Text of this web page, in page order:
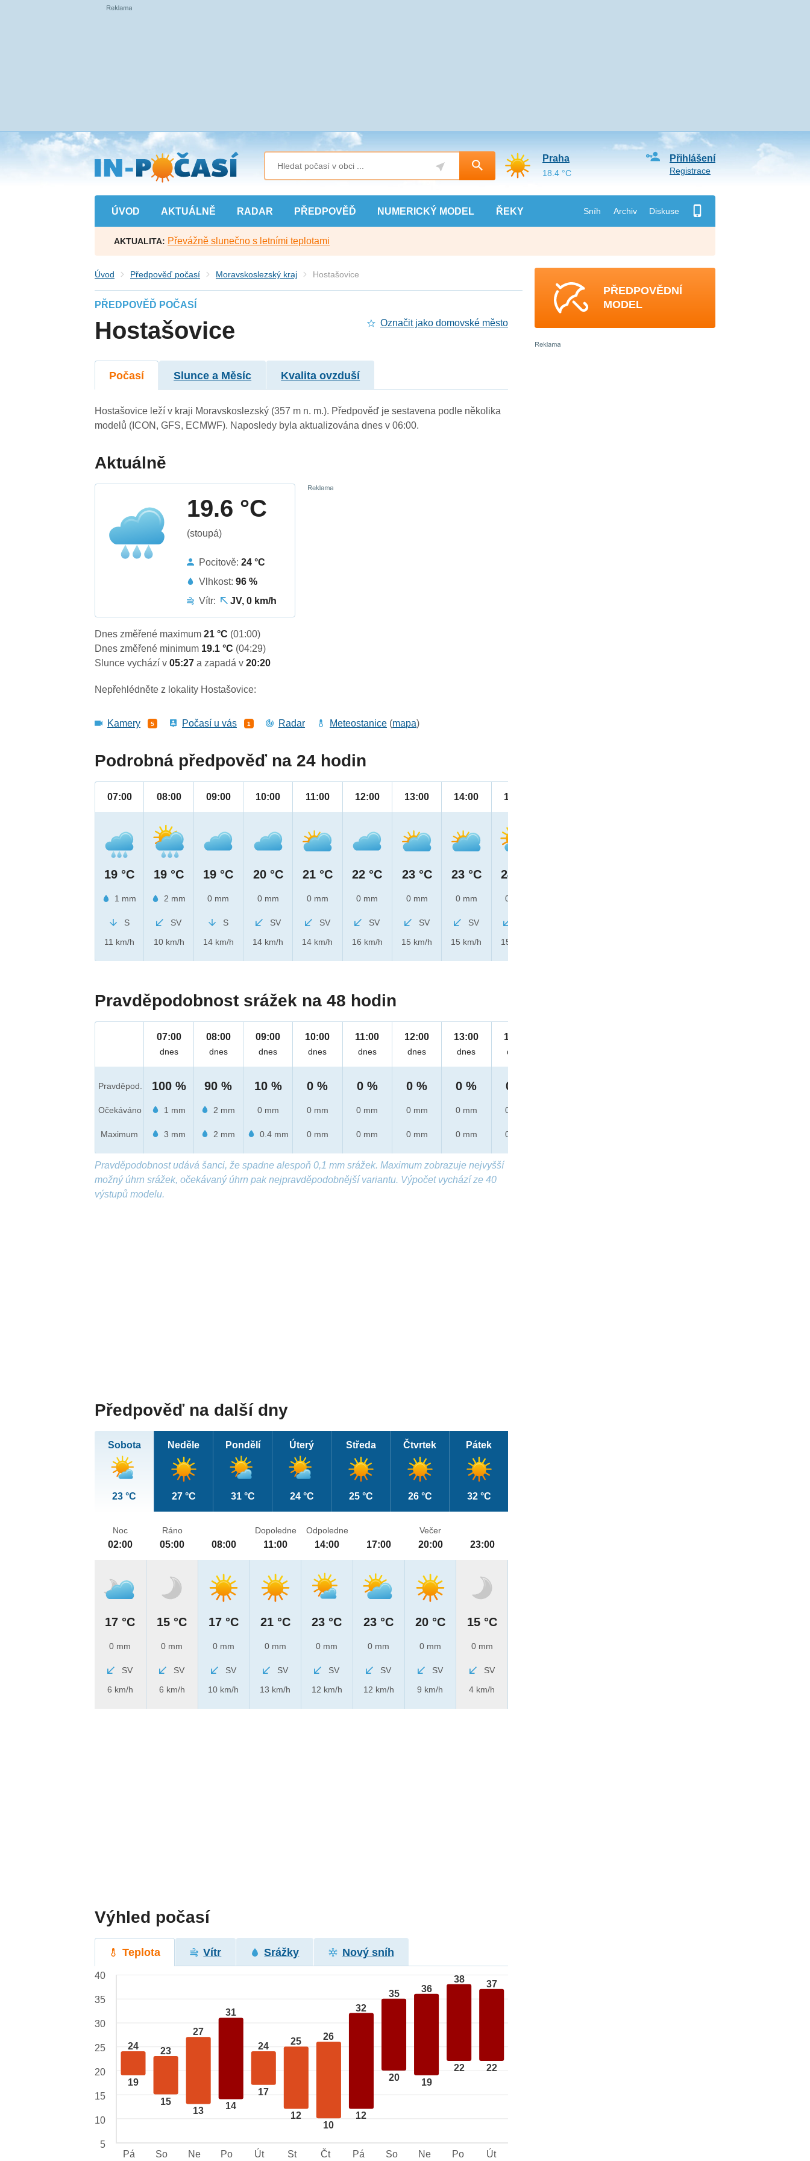
Přejít
na
hlavní
obsah
ÚVOD AKTUÁLNĚ RADAR PŘEDPOVĚĎ NUMERICKÝ MODEL ŘEKY Sníh Archiv Diskuse
Přihlášení
Registrace
Praha
18.4 °C
AKTUALITA: Převážně slunečno s letními teplotami
Úvod Předpověď počasí Moravskoslezský kraj Hostašovice
PŘEDPOVĚĎ POČASÍ
Hostašovice Označit jako domovské město
Počasí Slunce a Měsíc Kvalita ovzduší
Hostašovice leží v kraji Moravskoslezský (357 m n. m.). Předpověď je sestavena podle několika
modelů (ICON, GFS, ECMWF). Naposledy byla aktualizována dnes v 06:00.
Aktuálně
19.6 °C
(stoupá)
Pocitově:24 °C
Vlhkost:96 %
Vítr:
JV, 0 km/h
Dnes změřené maximum21 °C (01:00)
Dnes změřené minimum 19.1 °C (04:29)
Slunce vychází v05:27a zapadá v20:20
Nepřehlédněte z lokality Hostašovice:
Kamery 5 Počasí u vás 1 Radar Meteostanice (mapa)
Podrobná předpověď na 24 hodin
07:00
19 °C
1 mm
S
11 km/h
08:00
19 °C
2 mm
SV
10 km/h
09:00
19 °C
0 mm
S
14 km/h
10:00
20 °C
0 mm
SV
14 km/h
11:00
21 °C
0 mm
SV
14 km/h
12:00
22 °C
0 mm
SV
16 km/h
13:00
23 °C
0 mm
SV
15 km/h
14:00
23 °C
0 mm
SV
15 km/h
15:00
24 °C
0 mm
15 km/h
Pravděpodobnost srážek na 48 hodin
Pravděpod.
Očekáváno
Maximum
07:00
dnes
100 %
1 mm
3 mm
08:00
dnes
90 %
2 mm
2 mm
09:00
dnes
10 %
0 mm
0.4 mm
10:00
dnes
0 %
0 mm
0 mm
11:00
dnes
0 %
0 mm
0 mm
12:00
dnes
0 %
0 mm
0 mm
13:00
dnes
0 %
0 mm
0 mm
14:00
dnes
0 %
0 mm
0 mm
Pravděpodobnost udává šanci, že spadne alespoň 0,1 mm srážek. Maximum zobrazuje nejvyšší
možný úhrn srážek, očekávaný úhrn pak nejpravděpodobnější variantu. Výpočet vychází ze 40
výstupů modelu.
Předpověď na další dny
Sobota
23 °C
Neděle
27 °C
Pondělí
31 °C
Úterý
24 °C
Středa
25 °C
Čtvrtek
26 °C
Pátek
32 °C
Noc
02:00
17 °C
0 mm
SV
6 km/h
Ráno
05:00
15 °C
0 mm
SV
6 km/h
08:00
17 °C
0 mm
SV
10 km/h
Dopoledne
11:00
21 °C
0 mm
SV
13 km/h
Odpoledne
14:00
23 °C
0 mm
SV
12 km/h
17:00
23 °C
0 mm
SV
12 km/h
Večer
20:00
20 °C
0 mm
SV
9 km/h
23:00
15 °C
0 mm
SV
4 km/h
Výhled počasí
Teplota Vítr Srážky Nový sníh
24
19
23
15
27
13
31
14
24
17
25
12
26
10
32
12
35
20
36
19
38
22
37
22
40
35
30
25
20
15
10
5
Pá
So Ne Po Út St Čt Pá So Ne Po Út
PŘEDPOVĚDNÍ
MODEL